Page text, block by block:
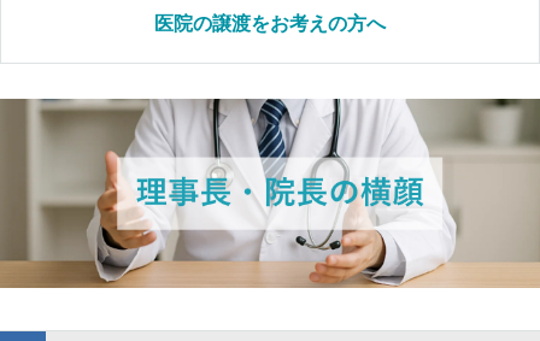
医院の譲渡をお考えの方へ